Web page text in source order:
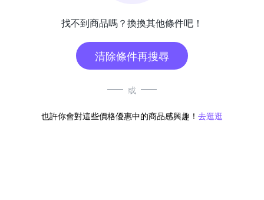
找不到商品嗎？換換其他條件吧！
清除條件再搜尋
或
也許你會對這些價格優惠中的商品感興趣！ 去逛逛